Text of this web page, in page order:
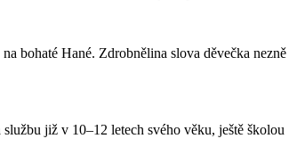
bohaté Hané. Zdrobnělina slova děvečka nezně
již v 10–12 letech svého věku, ještě školou